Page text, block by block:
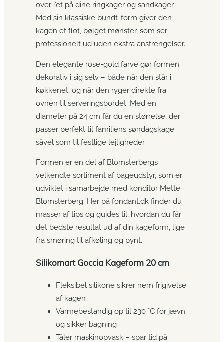
over i’et på dine ringkager og sandkager.
Med sin klassiske bundt-form giver den
kagen et flot, bølget mønster, som ser
professionelt ud uden ekstra anstrengelser.
Den elegante rose-gold farve gør formen
dekorativ i sig selv – både når den står i
køkkenet, og når den ryger direkte fra
ovnen til serveringsbordet. Med en
diameter på 24 cm får du en størrelse, der
passer perfekt til familiens søndagskage
såvel som til festlige lejligheder.
Formen er en del af Blomsterbergs’
velkendte sortiment af bageudstyr, som er
udviklet i samarbejde med konditor Mette
Blomsterberg. Her på fondant.dk finder du
masser af tips og guides til, hvordan du får
det bedste resultat ud af din kageform, lige
fra smøring til afkøling og pynt.
Silikomart Goccia Kageform 20 cm
Fleksibel silikone sikrer nem frigivelse
af kagen
Varmebestandig op til 230 °C for jævn
og sikker bagning
Tåler maskinopvask – spar tid på